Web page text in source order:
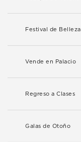
Festival de Belleza
Vende en Palacio
Regreso a Clases
Galas de Otoño